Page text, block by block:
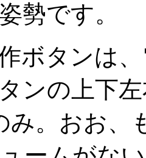
勢です。
ボタンは
ンの上下
み。おお、